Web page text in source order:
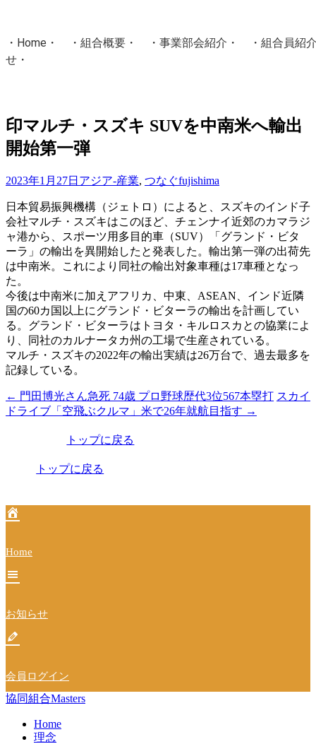
・ Home ・ ・ 組合概要 ・ ・ 事業部会紹介 ・ ・ 組合員紹
せ ・
国土交通省・経済産業省・農林水産省・厚生労働省 認可
印マルチ・スズキ SUVを中南米へ輸出
開始第一弾
2023年1月27日 アジア-産業, つなぐfujishima
日本貿易振興機構（ジェトロ）によると、スズキのインド子
会社マルチ・スズキはこのほど、チェンナイ近郊のカマラジ
ャ港から、スポーツ用多目的車（SUV）「グランド・ビタ
ーラ」の輸出を異開始したと発表した。輸出第一弾の出荷先
は中南米。これにより同社の輸出対象車種は17車種となっ
た。
今後は中南米に加えアフリカ、中東、ASEAN、インド近隣
国の60カ国以上にグランド・ビターラの輸出を計画してい
る。グランド・ビターラはトヨタ・キルロスカとの協業によ
り、同社のカルナータカ州の工場で生産されている。
マルチ・スズキの2022年の輸出実績は26万台で、過去最多を
記録している。
投
稿
ー
ョ
ン
← 門田博光さん急死 74歳 プロ野球歴代3位567本塁打 スカイ
ドライブ「空飛ぶクルマ」米で26年就航目指す →
トップに戻る
トップに戻る
Home
お知らせ
会員ログイン
協同組合Masters
Home
理念